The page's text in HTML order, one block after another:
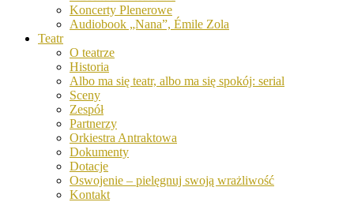
Koncerty Plenerowe
Audiobook „Nana”, Émile Zola
Teatr
O teatrze
Historia
Albo ma się teatr, albo ma się spokój: serial
Sceny
Zespół
Partnerzy
Orkiestra Antraktowa
Dokumenty
Dotacje
Oswojenie – pielęgnuj swoją wrażliwość
Kontakt